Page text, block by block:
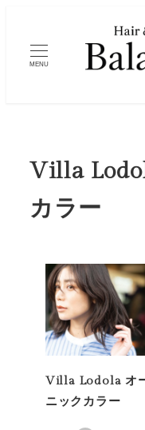
MENU
Villa
カラー
Villa Lodola オ
ニックカラー